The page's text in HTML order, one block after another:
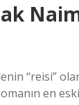
“reisi”
en eski